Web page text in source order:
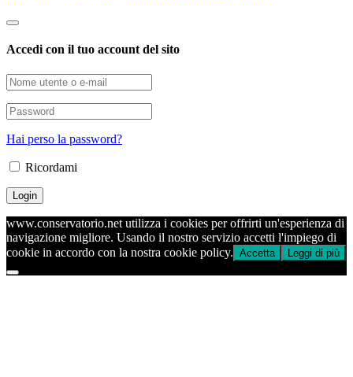
Accedi con il tuo account del sito
Hai perso la password?
Ricordami
www.conservatorio.net utilizza i cookies per offrirti un'esperienza di
navigazione migliore. Usando il nostro servizio accetti l'impiego di
cookie in accordo con la nostra cookie policy. Accetta Leggi di più